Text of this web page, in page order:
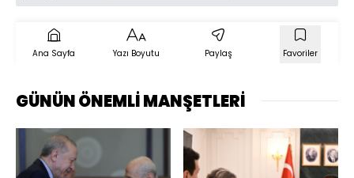
Ana Sayfa Yazı Boyutu Paylaş Favoriler
GÜNÜN ÖNEMLİ MANŞETLERİ